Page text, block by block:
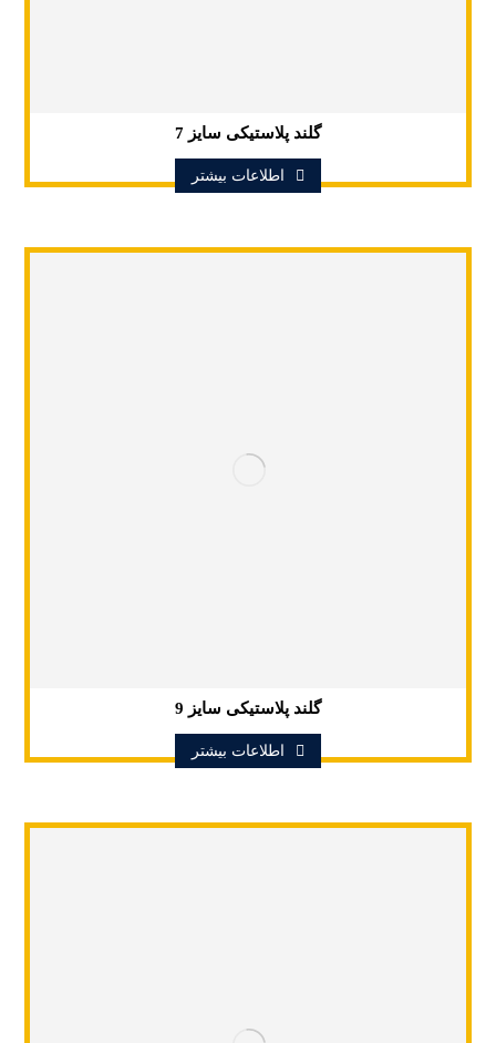
گلند پلاستیکی سایز 7
اطلاعات بیشتر
گلند پلاستیکی سایز 9
اطلاعات بیشتر